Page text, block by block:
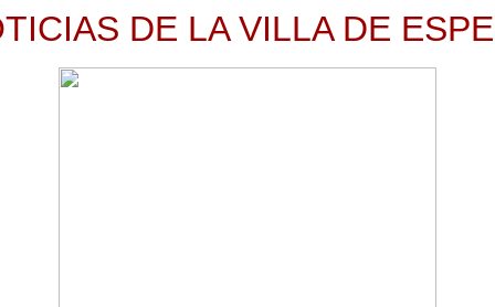
DE LA VILLA DE